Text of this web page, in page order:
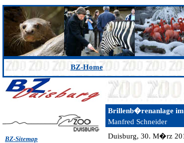
BZ-Home
BZ-Sitemap
Brillenb�renanlage
Manfred Schneider
Duisburg, 30. M�rz